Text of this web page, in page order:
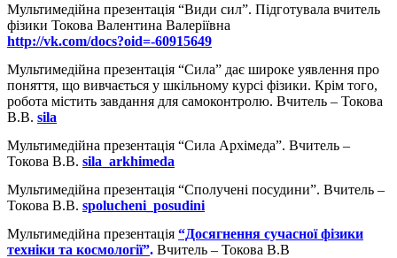
Мультимедійна презентація “Види сил”. Підготувала вчитель
фізики Токова Валентина Валеріївна
http://vk.com/docs?oid=-60915649
Мультимедійна презентація “Сила” дає широке уявлення про
поняття, що вивчається у шкільному курсі фізики. Крім того,
робота містить завдання для самоконтролю. Вчитель – Токова
В.В. sila
Мультимедійна презентація “Сила Архімеда”. Вчитель –
Токова В.В. sila_arkhimeda
Мультимедійна презентація “Сполучені посудини”. Вчитель –
Токова В.В. spolucheni_posudini
Мультимедійна презентація “Досягнення сучасної фізики
техніки та космології”. Вчитель – Токова В.В